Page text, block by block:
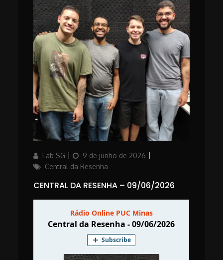
AuthorLab SG
Updated
on
9 de junho de 2026
Central da Resenha
CENTRAL DA RESENHA – 09/06/2026